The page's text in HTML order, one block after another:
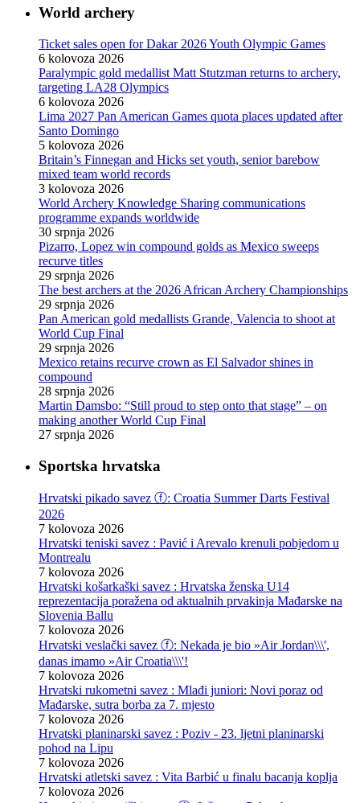
World archery
Ticket sales open for Dakar 2026 Youth Olympic Games
6 kolovoza 2026
Paralympic gold medallist Matt Stutzman returns to archery,
targeting LA28 Olympics
6 kolovoza 2026
Lima 2027 Pan American Games quota places updated after
Santo Domingo
5 kolovoza 2026
Britain’s Finnegan and Hicks set youth, senior barebow
mixed team world records
3 kolovoza 2026
World Archery Knowledge Sharing communications
programme expands worldwide
30 srpnja 2026
Pizarro, Lopez win compound golds as Mexico sweeps
recurve titles
29 srpnja 2026
The best archers at the 2026 African Archery Championships
29 srpnja 2026
Pan American gold medallists Grande, Valencia to shoot at
World Cup Final
29 srpnja 2026
Mexico retains recurve crown as El Salvador shines in
compound
28 srpnja 2026
Martin Damsbo: “Still proud to step onto that stage” – on
making another World Cup Final
27 srpnja 2026
Sportska hrvatska
Hrvatski pikado savez ⓕ: Croatia Summer Darts Festival
2026
7 kolovoza 2026
Hrvatski teniski savez : Pavić i Arevalo krenuli pobjedom u
Montrealu
7 kolovoza 2026
Hrvatski košarkaški savez : Hrvatska ženska U14
reprezentacija poražena od aktualnih prvakinja Mađarske na
Slovenia Ballu
7 kolovoza 2026
Hrvatski veslački savez ⓕ: Nekada je bio »Air Jordan\\\',
danas imamo »Air Croatia\\\'!
7 kolovoza 2026
Hrvatski rukometni savez : Mlađi juniori: Novi poraz od
Mađarske, sutra borba za 7. mjesto
7 kolovoza 2026
Hrvatski planinarski savez : Poziv - 23. ljetni planinarski
pohod na Lipu
7 kolovoza 2026
Hrvatski atletski savez : Vita Barbić u finalu bacanja koplja
7 kolovoza 2026